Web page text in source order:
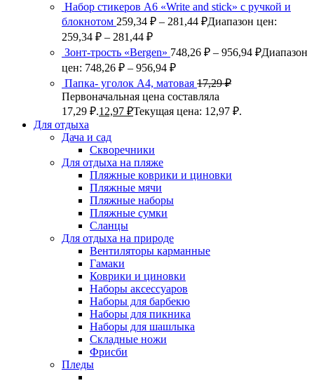
Набор стикеров А6 «Write and stick» с ручкой и
блокнотом 259,34 ₽ – 281,44 ₽Диапазон цен:
259,34 ₽ – 281,44 ₽
Зонт-трость «Bergen» 748,26 ₽ – 956,94 ₽Диапазон
цен: 748,26 ₽ – 956,94 ₽
Папка- уголок А4, матовая 17,29₽
Первоначальная цена составляла
17,29 ₽.12,97 ₽Текущая цена: 12,97 ₽.
Для отдыха
Дача и сад
Скворечники
Для отдыха на пляже
Пляжные коврики и циновки
Пляжные мячи
Пляжные наборы
Пляжные сумки
Сланцы
Для отдыха на природе
Вентиляторы карманные
Гамаки
Коврики и циновки
Наборы аксессуаров
Наборы для барбекю
Наборы для пикника
Наборы для шашлыка
Складные ножи
Фрисби
Пледы